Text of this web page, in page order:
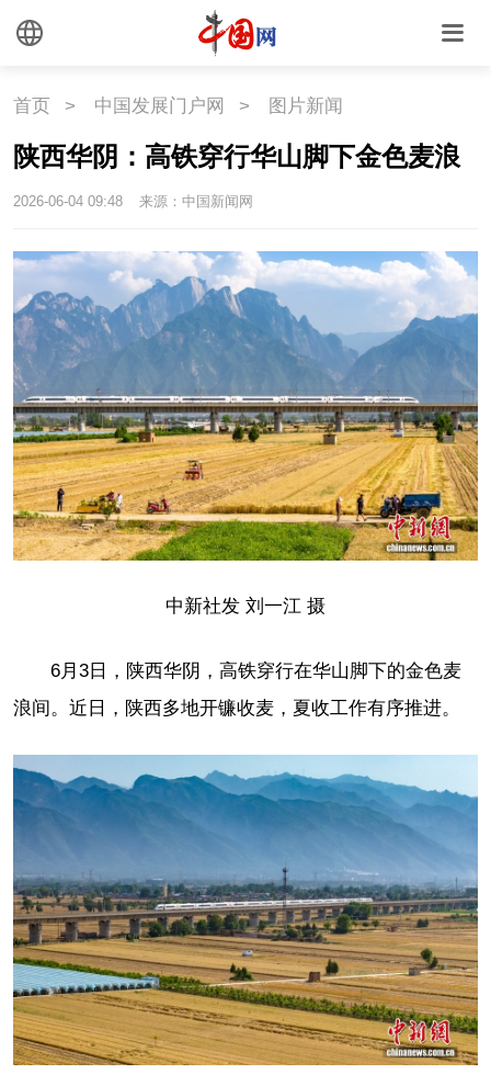
首页 > 中国发展门户网 > 图片新闻
陕西华阴：高铁穿行华山脚下金色麦浪
2026-06-04 09:48 来源：中国新闻网
中新社发 刘一江 摄
6月3日，陕西华阴，高铁穿行在华山脚下的金色麦
浪间。近日，陕西多地开镰收麦，夏收工作有序推进。